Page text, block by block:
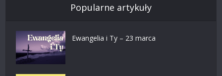
Popularne artykuły
Ewangelia i Ty – 23 marca